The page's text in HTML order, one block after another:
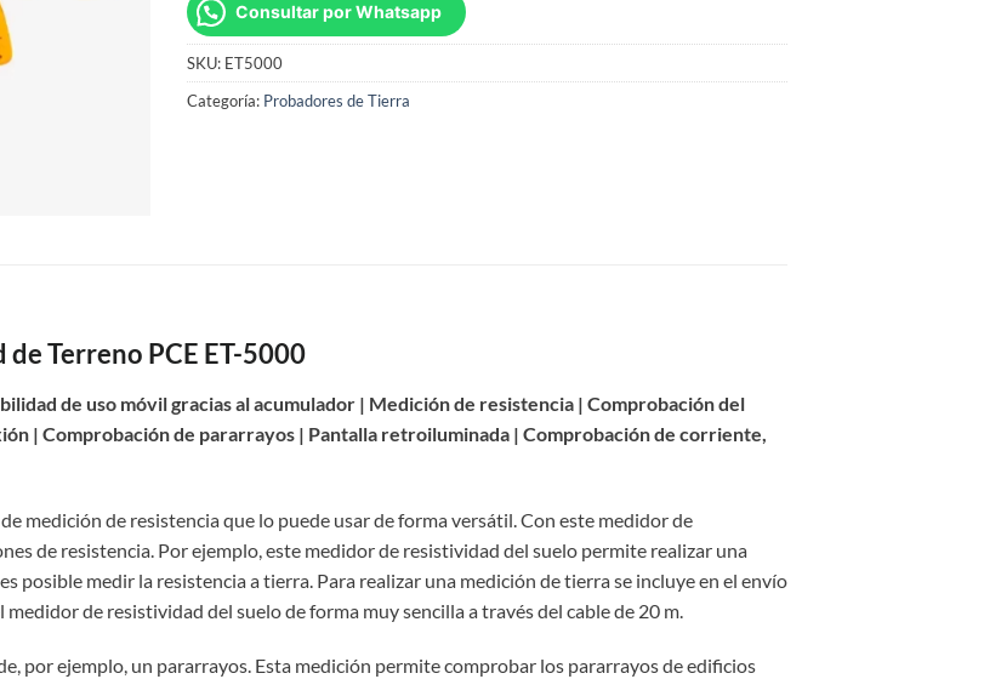
Consultar por Whatsapp
SKU: ET5000
Categoría: Probadores de Tierra
Terreno PCE ET-5000
de uso móvil gracias al acumulador | Medición de resistencia | Comprobación del
| Comprobación de pararrayos | Pantalla retroiluminada | Comprobación de corriente,
medición de resistencia que lo puede usar de forma versátil. Con este medidor de
de resistencia. Por ejemplo, este medidor de resistividad del suelo permite realizar una
posible medir la resistencia a tierra. Para realizar una medición de tierra se incluye en el envío
de resistividad del suelo de forma muy sencilla a través del cable de 20 m.
por ejemplo, un pararrayos. Esta medición permite comprobar los pararrayos de edificios